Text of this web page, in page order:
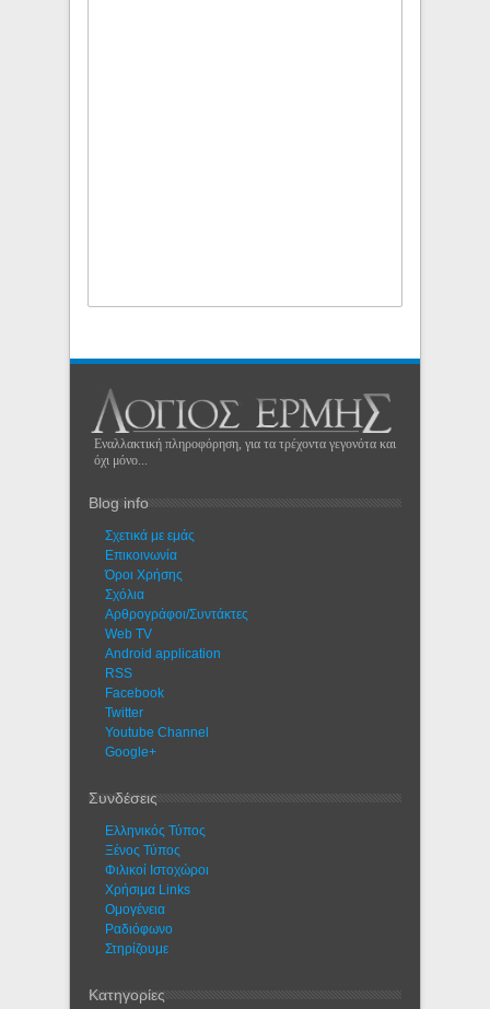
Εναλλακτική πληροφόρηση, για τα τρέχοντα γεγονότα και
όχι μόνο...
Blog info
Σχετικά με εμάς
Eπικοινωνία
Όροι Χρήσης
Σχόλια
Αρθρογράφοι/Συντάκτες
Web TV
Android application
RSS
Facebook
Twitter
Youtube Channel
Google+
Συνδέσεις
Ελληνικός Τύπος
Ξένος Τύπος
Φιλικοί Ιστοχώροι
Χρήσιμα Links
Ομογένεια
Ραδιόφωνο
Στηρίζουμε
Κατηγορίες